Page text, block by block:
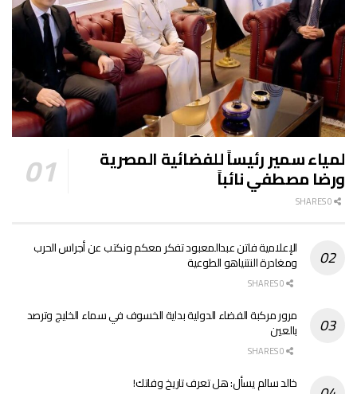
لمياء سمير رئيساً للفضائية المصرية
ورضا مصطفي نائباً
الإعلامية فاتن عبدالمعبود تفكر معكم ونكتب عن أجراس الحرب
ومغادرة النتنياهو الطوعية
مرور مركبة الفضاء الدولية بداية الخسوف في سماء الخليج وترصد
بالعين
خالد سالم يسأل: هل تعرف تاريخ وفاتك!